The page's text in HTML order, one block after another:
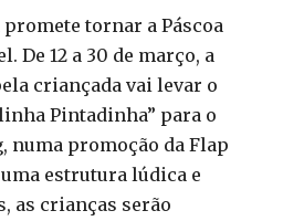
tornar a Páscoa
De 12 a 30 de março, a
criançada vai levar o
Pintadinha” para o
numa promoção da Flap
estrutura lúdica e
as crianças serão